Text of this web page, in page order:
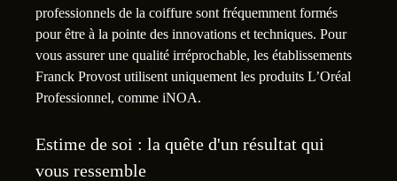
professionnels de la coiffure sont fréquemment formés
pour être à la pointe des innovations et techniques. Pour
vous assurer une qualité irréprochable, les établissements
Franck Provost utilisent uniquement les produits L’Oréal
Professionnel, comme iNOA.
Estime de soi : la quête d'un résultat qui
vous ressemble